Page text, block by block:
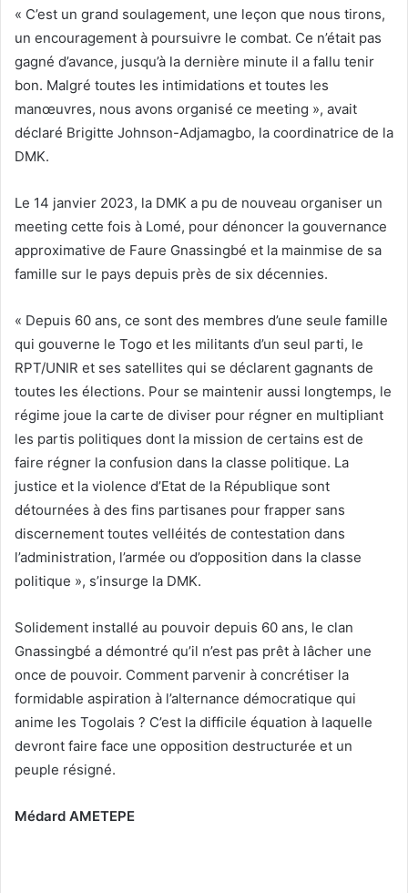
« C’est un grand soulagement, une leçon que nous tirons,
un encouragement à poursuivre le combat. Ce n’était pas
gagné d’avance, jusqu’à la dernière minute il a fallu tenir
bon. Malgré toutes les intimidations et toutes les
manœuvres, nous avons organisé ce meeting », avait
déclaré Brigitte Johnson-Adjamagbo, la coordinatrice de la
DMK.
Le 14 janvier 2023, la DMK a pu de nouveau organiser un
meeting cette fois à Lomé, pour dénoncer la gouvernance
approximative de Faure Gnassingbé et la mainmise de sa
famille sur le pays depuis près de six décennies.
« Depuis 60 ans, ce sont des membres d’une seule famille
qui gouverne le Togo et les militants d’un seul parti, le
RPT/UNIR et ses satellites qui se déclarent gagnants de
toutes les élections. Pour se maintenir aussi longtemps, le
régime joue la carte de diviser pour régner en multipliant
les partis politiques dont la mission de certains est de
faire régner la confusion dans la classe politique. La
justice et la violence d’Etat de la République sont
détournées à des fins partisanes pour frapper sans
discernement toutes velléités de contestation dans
l’administration, l’armée ou d’opposition dans la classe
politique », s’insurge la DMK.
Solidement installé au pouvoir depuis 60 ans, le clan
Gnassingbé a démontré qu’il n’est pas prêt à lâcher une
once de pouvoir. Comment parvenir à concrétiser la
formidable aspiration à l’alternance démocratique qui
anime les Togolais ? C’est la difficile équation à laquelle
devront faire face une opposition destructurée et un
peuple résigné.
Médard AMETEPE